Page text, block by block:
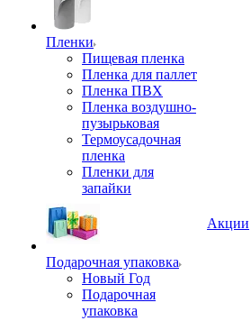
Пленки
Пищевая пленка
Пленка для паллет
Пленка ПВХ
Пленка воздушно-
пузырьковая
Термоусадочная
пленка
Пленки для
запайки
Подарочная упаковка
Новый Год
Подарочная
упаковка
Акции